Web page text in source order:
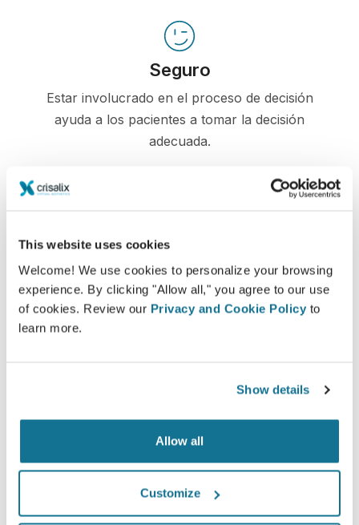
This website uses cookies
Welcome! We use cookies to personalize your browsing
experience. By clicking "Allow all," you agree to our use
of cookies. Review our Privacy and Cookie Policy to
learn more.
Show details
Allow all
Customize
Seguro
Estar involucrado en el proceso de decisión
ayuda a los pacientes a tomar la decisión
adecuada.
Satisfecho
El 100% de las mujeres afirmó estar satisfechas
o muy satisfechas con la cirugía después de
haber visto una simulación 3D de Crisalix antes
*Encuesta en línea realizada entre pacientes de aumento de